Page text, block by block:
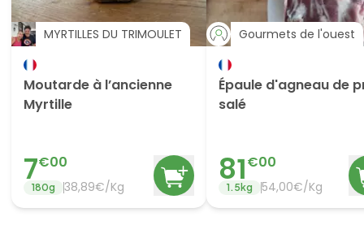
MYRTILLES DU TRIMOULET
Moutarde à l’ancienne
Myrtille
7€00
180g 38,89€/Kg
Gourmets de l'ouest
Épaule d'agneau de
salé
81€00
1.5kg 54,00€/Kg